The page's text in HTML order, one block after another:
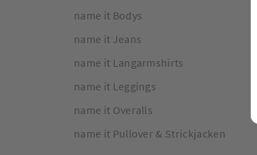
name it Bodys
name it Jeans
name it Langarmshirts
name it Leggings
name it Overalls
name it Pullover & Strickjacken